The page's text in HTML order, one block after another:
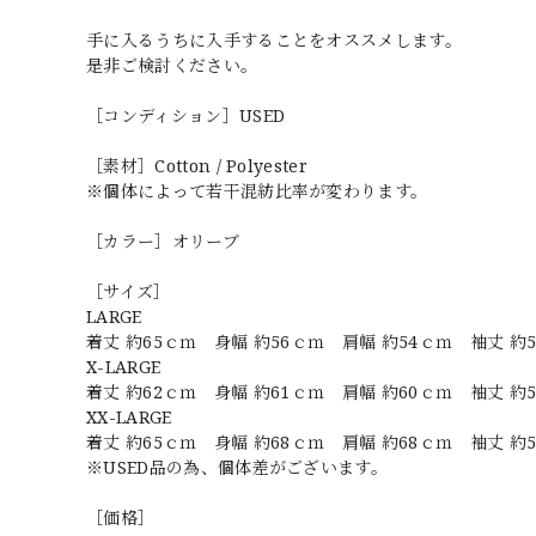
手に入るうちに入手することをオススメします。
是非ご検討ください。
［コンディション］USED
［素材］Cotton / Polyester
※個体によって若干混紡比率が変わります。
［カラー］オリーブ
［サイズ］
LARGE
着丈 約65ｃｍ 身幅 約56ｃｍ 肩幅 約54ｃｍ 袖丈 約
X-LARGE
着丈 約62ｃｍ 身幅 約61ｃｍ 肩幅 約60ｃｍ 袖丈 約
XX-LARGE
着丈 約65ｃｍ 身幅 約68ｃｍ 肩幅 約68ｃｍ 袖丈 約
※USED品の為、個体差がございます。
［価格］